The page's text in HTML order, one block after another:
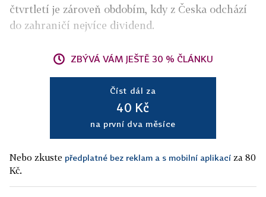
čtvrtletí je zároveň obdobím, kdy z Česka odchází
do zahraničí nejvíce dividend.
ZBÝVÁ VÁM JEŠTĚ 30 % ČLÁNKU
Číst dál za
40 Kč
na první dva měsíce
Nebo zkuste předplatné bez reklam a s mobilní aplikací za 80
Kč.